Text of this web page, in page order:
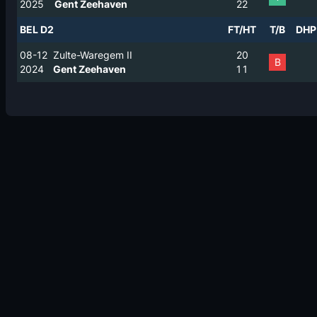
2025 Gent Zeehaven 22
BEL D2 FT/HT T/B DHP
08-12
2024
Zulte-Waregem II
Gent Zeehaven
2
1
0
1
B